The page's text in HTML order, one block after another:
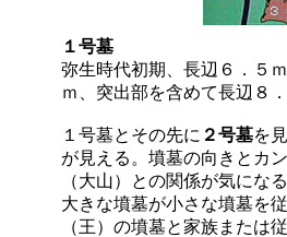
１号墓
弥生時代初期、長辺６．５
ｍ、突出部を含めて長辺
１号墓とその先に ２号墓を
が見える。墳墓の向きとカ
（大山）との関係が気になる
大きな墳墓が小さな墳墓を
（王）の墳墓と家族または